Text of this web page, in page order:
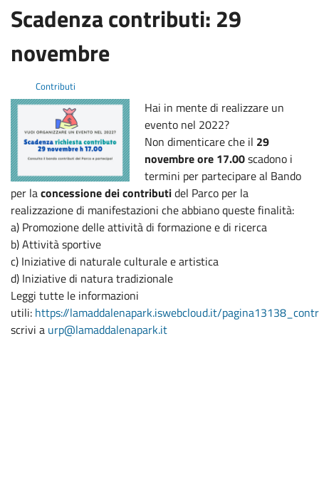
Scadenza contributi: 29
novembre
Contributi
Hai in mente di realizzare un
evento nel 2022?
Non dimenticare che il 29
novembre ore 17.00scadono i
termini per partecipare al Bando
per laconcessione dei contributidel Parco per la
realizzazione di manifestazioni che abbiano queste finalità:
a) Promozione delle attività di formazione e di ricerca
b) Attività sportive
c) Iniziative di naturale culturale e artistica
d) Iniziative di natura tradizionale
Leggi tutte le informazioni
utili: https://lamaddalenapark.iswebcloud.it/
scrivi a urp@lamaddalenapark.it